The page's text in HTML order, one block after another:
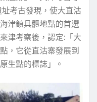
考古發現，使大直沽
津鎮具體地點的首選
津考察後，認定:「大
，它從直沽寨發展到
生點的標誌」。